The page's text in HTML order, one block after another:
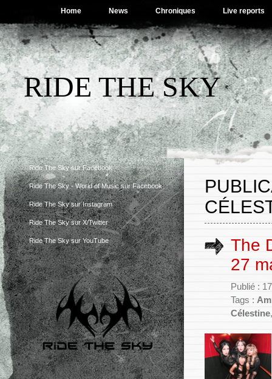
Home News Chroniques Live reports
RIDE THE SKY
Ride The Sky sur Facebook
Ride The Sky - World of Music sur Facebook
Ride The Sky sur Instagram
Ride The Sky sur X/Twitter
Ride The Sky sur YouTube
The
27
Publié :
Tags :
Célestine